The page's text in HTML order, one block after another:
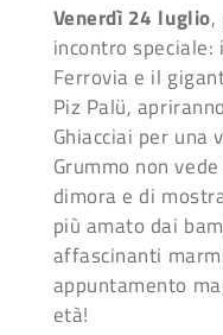
Venerdì 24 luglio,
incontro speciale:
Ferrovia e il
Piz Palü,
Ghiacciai per una
Grummo non
dimora e di
più amato dai
affascinanti
appuntamento
età!